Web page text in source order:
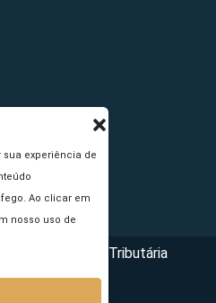
experiência de
Ao clicar em
nosso uso de
da Reforma Tributária